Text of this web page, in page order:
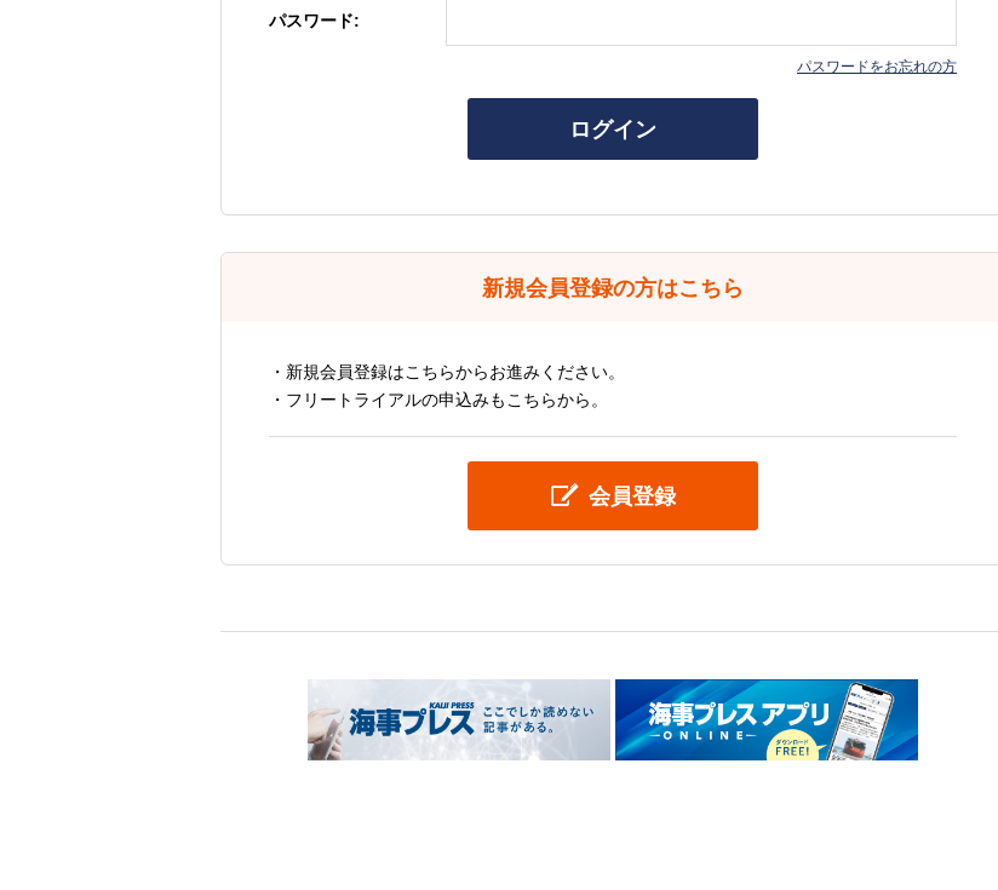
パスワード:
パスワードをお忘れの方
ログイン
新規会員登録の方はこちら
・新規会員登録はこちらからお進みください。
・フリートライアルの申込みもこちらから。
会員登録